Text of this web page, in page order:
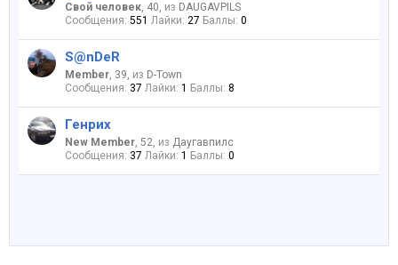
Свой человек, 40, из DAUGAVPILS
Сообщения: 551 Лайки: 27 Баллы: 0
S@nDeR
Member, 39, из D-Town
Сообщения: 37 Лайки: 1 Баллы: 8
Генрих
New Member, 52, из Даугавпилс
Сообщения: 37 Лайки: 1 Баллы: 0